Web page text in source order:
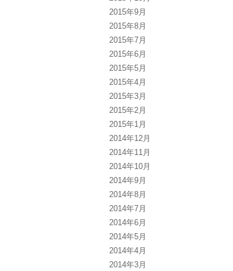
2015年9月
2015年8月
2015年7月
2015年6月
2015年5月
2015年4月
2015年3月
2015年2月
2015年1月
2014年12月
2014年11月
2014年10月
2014年9月
2014年8月
2014年7月
2014年6月
2014年5月
2014年4月
2014年3月